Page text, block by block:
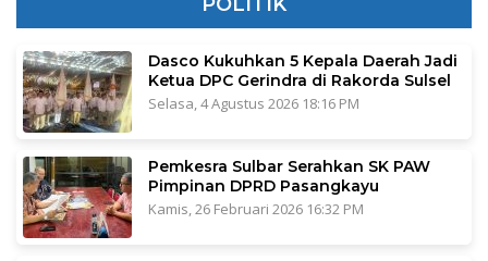
Dasco Kukuhkan 5 Kepala Daerah Jadi
Ketua DPC Gerindra di Rakorda Sulsel
Selasa, 4 Agustus 2026 18:16 PM
Pemkesra Sulbar Serahkan SK PAW
Pimpinan DPRD Pasangkayu
Kamis, 26 Februari 2026 16:32 PM